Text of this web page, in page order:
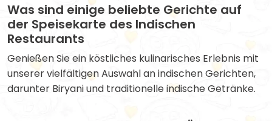
Was sind einige beliebte Gerichte auf
der Speisekarte des Indischen
Restaurants
Genießen Sie ein köstliches kulinarisches Erlebnis mit
unserer vielfältigen Auswahl an indischen Gerichten,
darunter Biryani und traditionelle indische Getränke.